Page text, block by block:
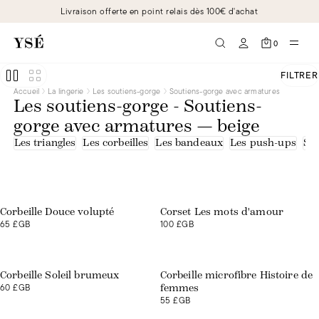
Livraison offerte en point relais dès 100€ d'achat
0
FILTRER
Accueil La lingerie Les soutiens-gorge Soutiens-gorge avec armatures
Les soutiens-gorge - Soutiens-
gorge avec armatures — beige
Les triangles Les corbeilles Les bandeaux Les push-ups
Corbeille Douce volupté
65 £GB
Corset Les mots d'amour
100 £GB
Corbeille Soleil brumeux
60 £GB
Corbeille microfibre Histoire de
femmes
55 £GB